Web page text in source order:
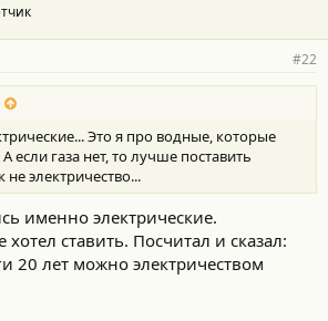
#22
Это я про водные, которые
если газа нет, то лучше поставить
не электричество...
именно электрические.
хотел ставить. Посчитал и сказал:
20 лет можно электричеством